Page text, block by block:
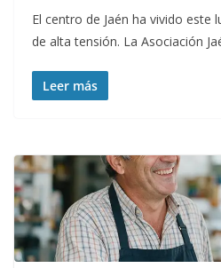
El centro de Jaén ha vivido este
de alta tensión. La Asociación
Leer más